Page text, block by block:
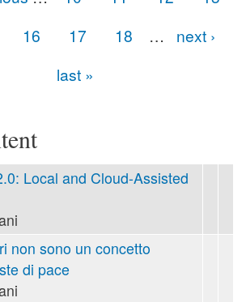
16 17 18 …
next ›
last »
Local and Cloud-Assisted
non sono un concetto
di pace